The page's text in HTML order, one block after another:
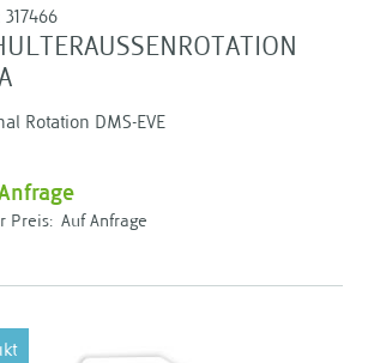
317466
Rotation DMS-EVE
Preis: Auf Anfrage